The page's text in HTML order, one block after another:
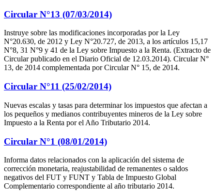
Circular N°13 (07/03/2014)
Instruye sobre las modificaciones incorporadas por la Ley
N°20.630, de 2012 y Ley N°20.727, de 2013, a los artículos 15,17
N°8, 31 N°9 y 41 de la Ley sobre Impuesto a la Renta. (Extracto de
Circular publicado en el Diario Oficial de 12.03.2014). Circular N°
13, de 2014 complementada por Circular N° 15, de 2014.
Circular N°11 (25/02/2014)
Nuevas escalas y tasas para determinar los impuestos que afectan a
los pequeños y medianos contribuyentes mineros de la Ley sobre
Impuesto a la Renta por el Año Tributario 2014.
Circular N°1 (08/01/2014)
Informa datos relacionados con la aplicación del sistema de
corrección monetaria, reajustabilidad de remanentes o saldos
negativos del FUT y FUNT y Tabla de Impuesto Global
Complementario correspondiente al año tributario 2014.